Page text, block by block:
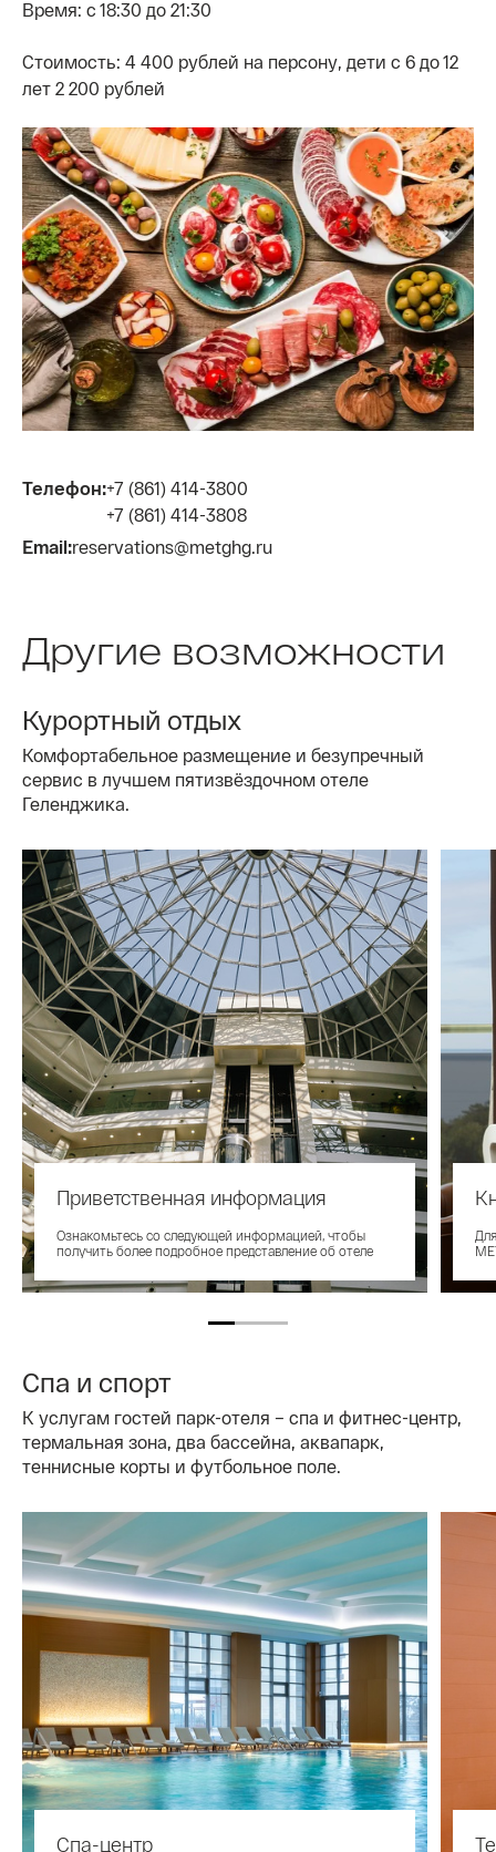
Время: с 18:30 до 21:30
Стоимость: 4 400 рублей на персону, дети с 6 до 12
лет 2 200 рублей
Телефон:+7 (861) 414-3800
+7 (861) 414-3808
Email:reservations@metghg.ru
Другие возможности
Курортный отдых
Комфортабельное размещение и безупречный
сервис в лучшем пятизвёздочном отеле
Геленджика.
Приветственная информация
Ознакомьтесь со следующей информацией, чтобы
получить более подробное представление об отеле
Спа и спорт
К услугам гостей парк-отеля – спа и фитнес-центр,
термальная зона, два бассейна, аквапарк,
теннисные корты и футбольное поле.
Спа-центр